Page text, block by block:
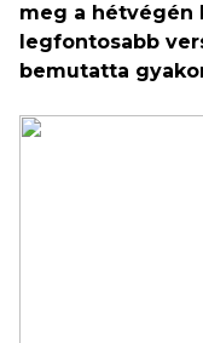
meg a hétvégén
legfontosabb
bemutatta